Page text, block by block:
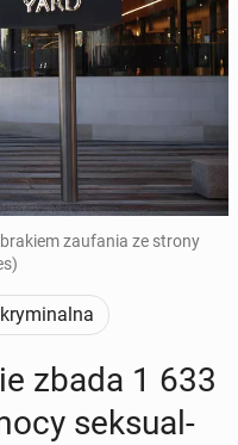
zaufania ze strony
zbada 1 633
sek­su­al­